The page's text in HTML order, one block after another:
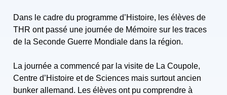
Dans le cadre du programme d’Histoire, les élèves de
THR ont passé une journée de Mémoire sur les traces
de la Seconde Guerre Mondiale dans la région.
La journée a commencé par la visite de La Coupole,
Centre d’Histoire et de Sciences mais surtout ancien
bunker allemand. Les élèves ont pu comprendre à